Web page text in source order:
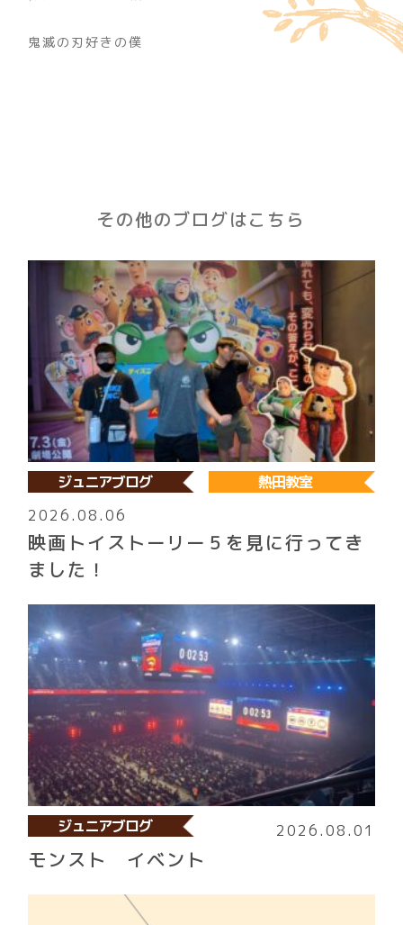
鬼滅の刃好きの僕
その他のブログはこちら
ジュニアブログ
熱田教室
2026.08.06
映画トイストーリー５を見に行ってき
ました！
ジュニアブログ 2026.08.01
モンスト イベント